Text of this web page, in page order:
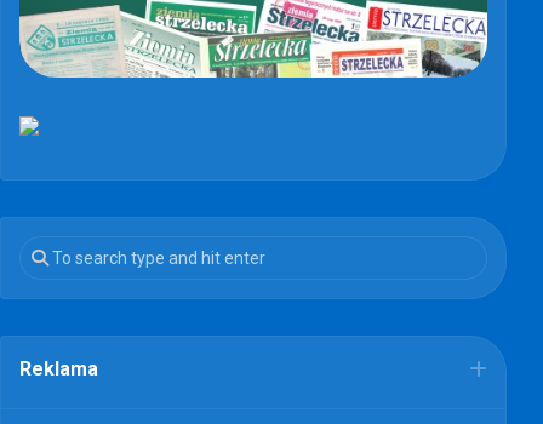
Reklama